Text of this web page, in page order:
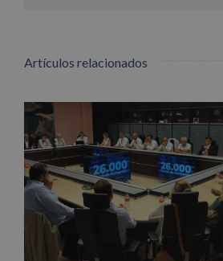
Artículos relacionados